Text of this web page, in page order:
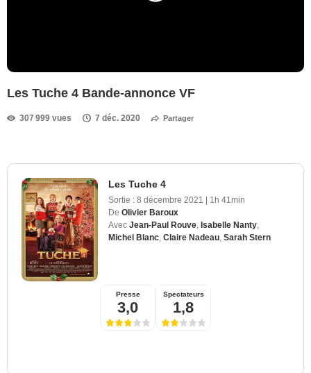
Les Tuche 4 Bande-annonce VF
307 999 vues 7 déc. 2020 Partager
Les Tuche 4
Sortie : 8 décembre 2021 | 1h 41min
De Olivier Baroux
Avec Jean-Paul Rouve Isabelle Nanty
Michel Blanc Claire Nadeau Sarah Stern
Presse
3,0
Spectateurs
1,8